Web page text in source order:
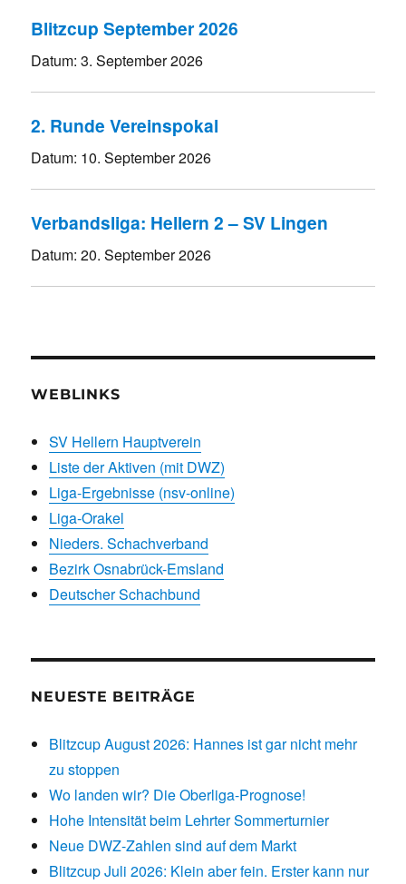
Blitzcup September 2026
Datum:3. September 2026
2. Runde Vereinspokal
Datum: 10. September 2026
Verbandsliga: Hellern 2 – SV Lingen
Datum:20. September 2026
WEBLINKS
SV Hellern Hauptverein
Liste der Aktiven (mit DWZ)
Liga-Ergebnisse (nsv-online)
Liga-Orakel
Nieders. Schachverband
Bezirk Osnabrück-Emsland
Deutscher Schachbund
NEUESTE BEITRÄGE
Blitzcup August 2026: Hannes ist gar nicht mehr
zu stoppen
Wo landen wir? Die Oberliga-Prognose!
Hohe Intensität beim Lehrter Sommerturnier
Neue DWZ-Zahlen sind auf dem Markt
Blitzcup Juli 2026: Klein aber fein. Erster kann nur